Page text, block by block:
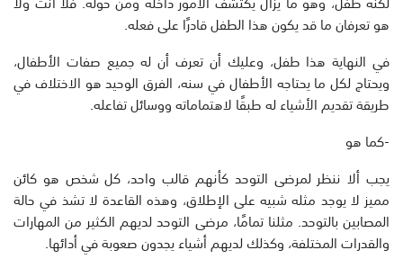
هو تعرفان ما قد يكون هذا الطفل قادرًا على فعله.
في النهاية هذا طفل، وعليك أن تعرف أن له جميع صفات الأطفال،
ويحتاج لكل ما يحتاجه الأطفال في سنه، الفرق الوحيد هو الاختلاف في
طريقة تقديم الأشياء له طبقًا لاهتماماته ووسائل تفاعله.
-كما هو
يجب ألا ننظر لمرضى التوحد كأنهم قالب واحد، كل شخص هو كائن
مميز لا يوجد مثله شبيه على الإطلاق، وهذه القاعدة لا تشذ في حالة
المصابين بالتوحد. مثلنا تمامًا، مرضى التوحد لديهم الكثير من المهارات
والقدرات المختلفة، وكذلك لديهم أشياء يجدون صعوبة في أدائها.